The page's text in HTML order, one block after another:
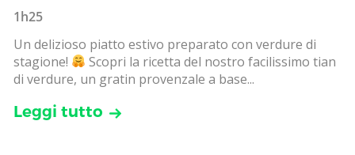
1h25
Un delizioso piatto estivo preparato con verdure di
stagione!
Scopri la ricetta del nostro facilissimo tian
di verdure, un gratin provenzale a base...
Leggi tutto